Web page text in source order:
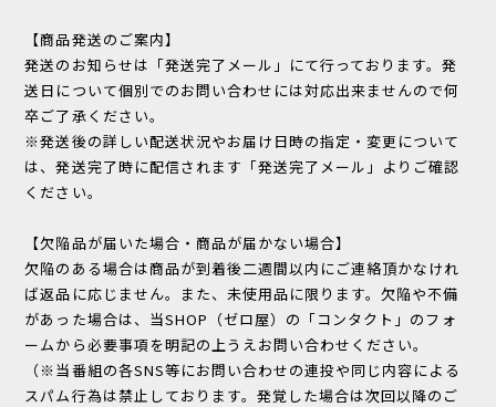
【商品発送のご案内】
発送のお知らせは「発送完了メール」にて行っております。発
送日について個別でのお問い合わせには対応出来ませんので何
卒ご了承ください。
※発送後の詳しい配送状況やお届け日時の指定・変更について
は、発送完了時に配信されます「発送完了メール」よりご確認
ください。
【欠陥品が届いた場合・商品が届かない場合】
欠陥のある場合は商品が到着後二週間以内にご連絡頂かなけれ
ば返品に応じません。また、未使用品に限ります。欠陥や不備
があった場合は、当SHOP（ゼロ屋）の「コンタクト」のフォ
ームから必要事項を明記の上うえお問い合わせください。
（※当番組の各SNS等にお問い合わせの連投や同じ内容による
スパム行為は禁止しております。発覚した場合は次回以降のご